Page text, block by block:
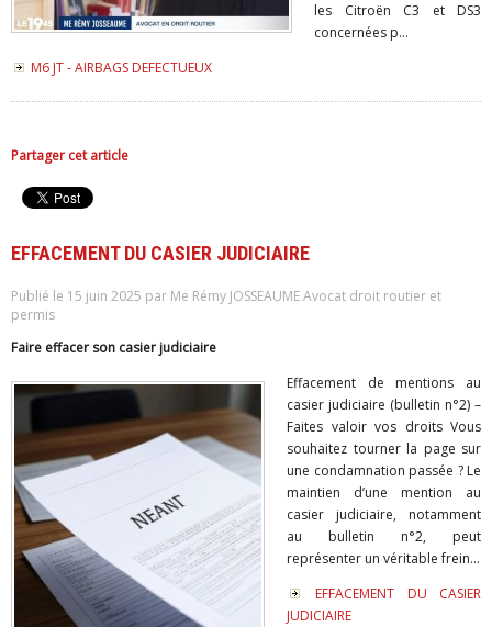
les Citroën C3 et DS3
concernées p...
M6 JT - AIRBAGS DEFECTUEUX
Partager cet article
EFFACEMENT DU CASIER JUDICIAIRE
Publié le 15 juin 2025 par Me Rémy JOSSEAUME Avocat droit routier et
permis
Faire effacer son casier judiciaire
Effacement de mentions au
casier judiciaire (bulletin n°2) –
Faites valoir vos droits Vous
souhaitez tourner la page sur
une condamnation passée ? Le
maintien d’une mention au
casier judiciaire, notamment
au bulletin n°2, peut
représenter un véritable frein...
EFFACEMENT DU CASIER
JUDICIAIRE